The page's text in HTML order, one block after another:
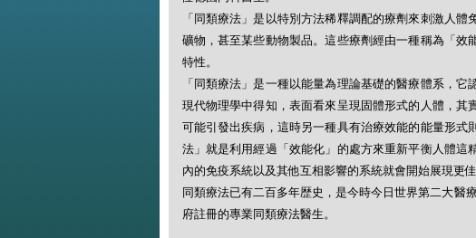
「同類療法」是以特別方法稀釋調配的療劑來刺激人體
礦物，甚至某些動物製品。這些療劑經由一種稱為「效
特性。
「同類療法」是一種以能量為理論基礎的醫療體系，
現代物理學中得知，表面看來呈現固體形式的人體，
可能引發出疾病，這時另一種具有治療效能的能量形式
法」就是利用經過「效能化」的處方來重新平衡人體這
內的免疫系統以及其他互相影響的系統就會開始展現更
同類療法已有二百多年歴史，是今時今日世界第二大醫
府註冊的專業同類療法醫生。